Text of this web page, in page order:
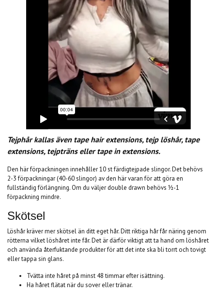
Tejphår kallas även tape hair extensions, tejp löshår, tape
extensions, tejpträns eller tape in extensions.
Den här förpackningen innehåller 10 st färdigtejpade slingor. Det behövs
2-3 förpackningar (40-60 slingor) av den här varan för att göra en
fullständig förlängning. Om du väljer double drawn behövs ½-1
förpackning mindre.
Skötsel
Löshår kräver mer skötsel än ditt eget hår. Ditt riktiga hår får näring genom
rötterna vilket löshåret inte får. Det är därför viktigt att ta hand om löshåret
och använda återfuktande produkter för att det inte ska bli torrt och tovigt
eller tappa sin glans.
Tvätta inte håret på minst 48 timmar efter isättning.
Ha håret flätat när du sover eller tränar.